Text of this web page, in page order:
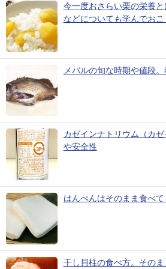
今一度おさらい栗の栄養
などについても学んでおこ
メバルの旬な時期や値段
カゼインナトリウム（カ
や安全性
はんぺんはそのまま食べて
干し貝柱の食べ方。その